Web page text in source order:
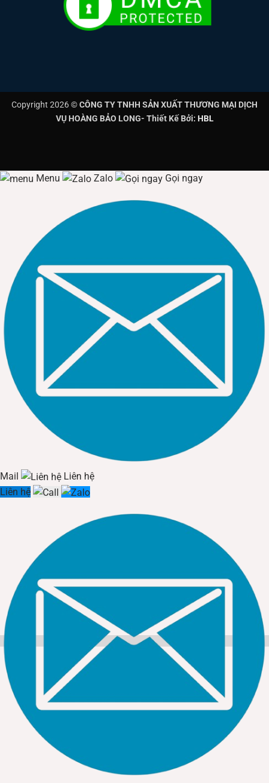
Copyright 2026 ©CÔNG TY TNHH SẢN XUẤT THƯƠNG MẠI DỊCH
VỤ HOÀNG BẢO LONG- Thiết Kế Bởi: HBL
Menu Zalo Gọi ngay
Mail
Liên hệ
Liên hệ